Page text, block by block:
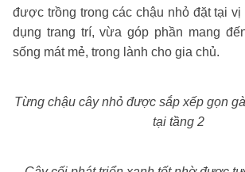
được trồng trong các chậu nhỏ đặt tại
dụng trang trí, vừa góp phần mang
sống mát mẻ, trong lành cho gia chủ.
Từng chậu cây nhỏ được sắp xếp gọn
tại tầng 2